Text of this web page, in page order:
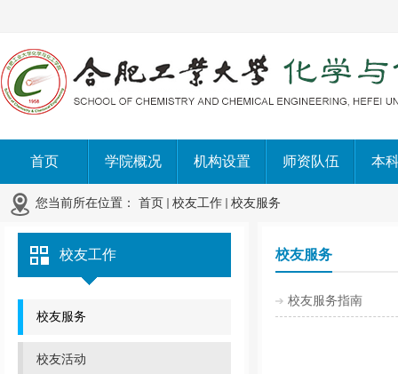
首页 学院概况 机构设置 师资队伍 本
您当前所在位置： 首页 校友工作 校友服务
校友工作
校友服务
校友活动
校友服务
校友服务指南